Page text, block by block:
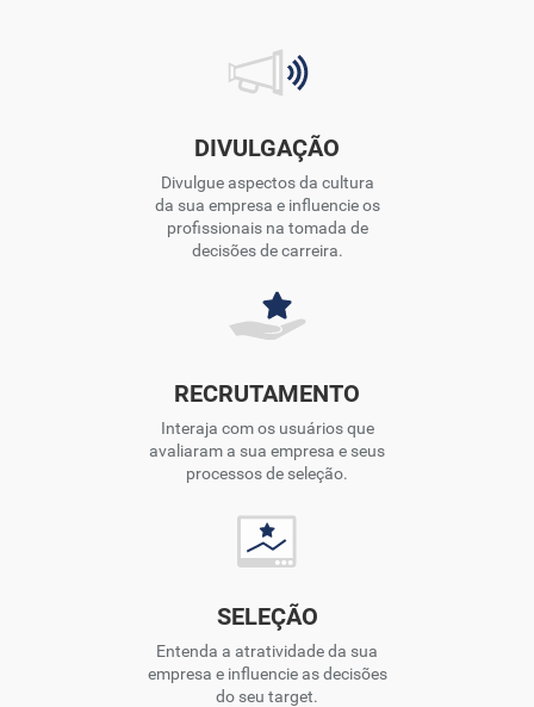
DIVULGAÇÃO
Divulgue aspectos da cultura
da sua empresa e influencie os
profissionais na tomada de
decisões de carreira.
RECRUTAMENTO
Interaja com os usuários que
avaliaram a sua empresa e seus
processos de seleção.
SELEÇÃO
Entenda a atratividade da sua
empresa e influencie as decisões
do seu target.